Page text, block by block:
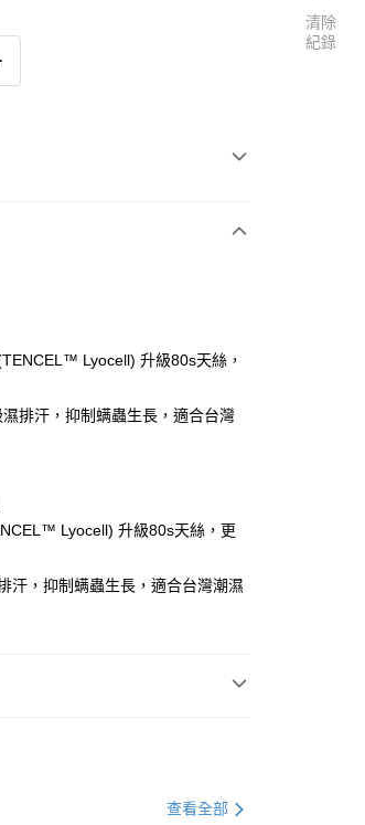
Lyocell) 升級80s天絲，
排汗，抑制螨蟲生長，適合台灣
Lyocell) 升級80s天絲，更
汗，抑制螨蟲生長，適合台灣潮濕
查看全部
清除
紀錄